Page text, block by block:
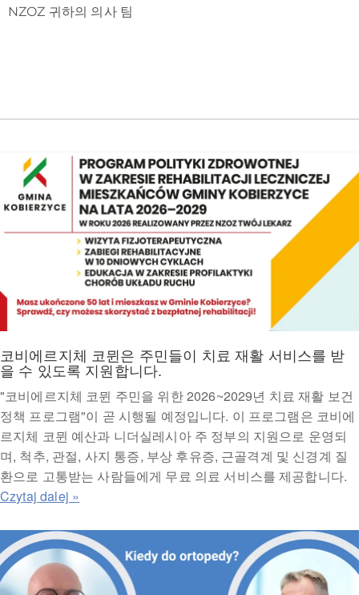
NZOZ 귀하의 의사 팀
코비에르지체 코뮌은 주민들이 치료 재활 서비스를 받
을 수 있도록 지원합니다.
"코비에르지체 코뮌 주민을 위한 2026~2029년 치료 재활 보건
정책 프로그램"이 곧 시행될 예정입니다. 이 프로그램은 코비에
르지체 코뮌 예산과 니더실레시아 주 정부의 지원으로 운영되
며, 척추, 관절, 사지 통증, 부상 후유증, 근골격계 및 신경계 질
환으로 고통받는 사람들에게 무료 의료 서비스를 제공합니다.